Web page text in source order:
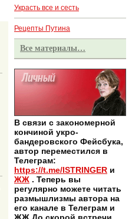
Украсть все и сесть
Рецепты Путина
Все материалы…
В связи с закономерной
кончиной укро-
бандеровского Фейсбука,
автор переместился в
Телеграм:
https://t.me/ISTRINGER и
ЖЖ . Теперь вы
регулярно можете читать
размышлизмы автора на
его канале в Телеграм и